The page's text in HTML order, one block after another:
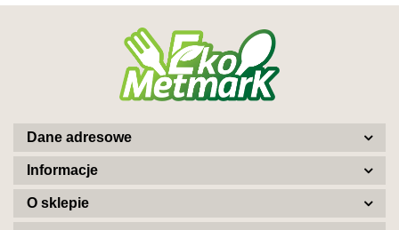
Dane adresowe
Informacje
O sklepie